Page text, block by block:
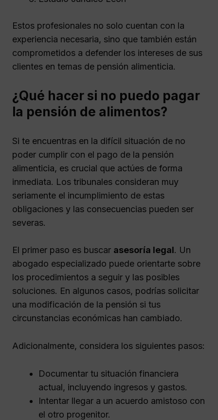
Estos profesionales no solo cuentan con la
experiencia necesaria, sino que también están
comprometidos a defender los intereses de sus
clientes en temas de pensión alimenticia.
¿Qué hacer si no puedo pagar
la pensión de alimentos?
Si te encuentras en la difícil situación de no
poder cumplir con el pago de la pensión
alimenticia, es crucial que actúes de forma
inmediata. Los tribunales consideran muy
seriamente el incumplimiento de estas
obligaciones y las consecuencias pueden ser
severas.
El primer paso es buscar asesoría legal. Un
abogado especializado puede orientarte sobre
los procedimientos a seguir y las posibles
soluciones. En algunos casos, podrías solicitar
una modificación de la pensión si tus
circunstancias económicas han cambiado.
Adicionalmente, considera los siguientes pasos:
Documentar tu situación financiera
actual, incluyendo ingresos y gastos.
Intentar llegar a un acuerdo amistoso con
el otro progenitor.